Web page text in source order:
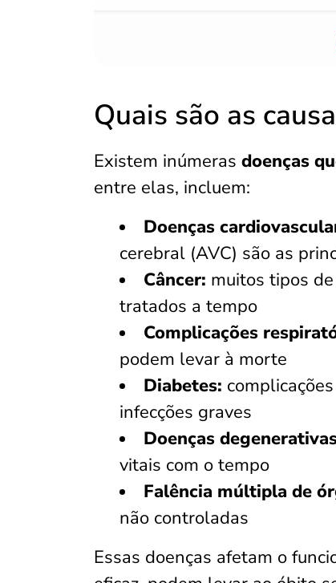
Quais são as
Existem inúmeras doenças
entre elas, incluem:
Doenças
cerebral (AVC) são as
Câncer: muitos tipos
tratados a tempo
Complicações
podem levar à morte
Diabetes:
infecções graves
Doenças
vitais com o tempo
Falência múltipla de
não controladas
Essas doenças afetam o